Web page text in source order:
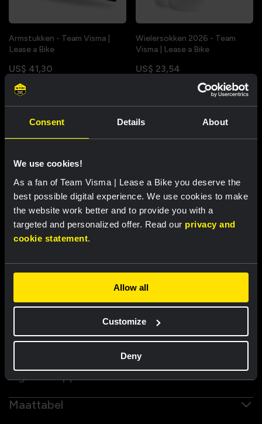
Consent Details About
We use cookies!
As a fan of Team Visma | Lease a Bike you deserve the
best possible digital experience. We use cookies to make
the website work better and to provide you with a
targeted and personalized offer. Read our privacy and
cookie statement.
Allow all
Customize
Deny
Armstukken - Team Visma |
Lease a Bike
US$ 41,30
Wielersokken 2026 - Team
Visma | Lease a Bike
US$ 23,54
Beperkte voorraad
Eigenschappen
Maattabel